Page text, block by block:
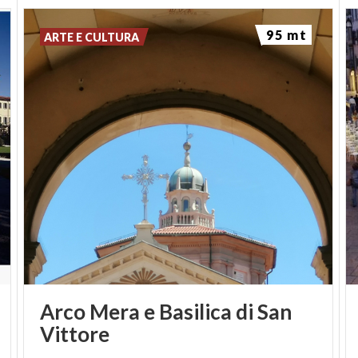
Arco Mera e Basilica di San
Vittore
ARTE E CULTURA 95 mt